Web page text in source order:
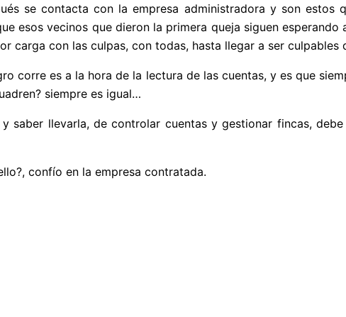
se contacta con la empresa administradora y son
esos vecinos que dieron la primera queja siguen
carga con las culpas, con todas, hasta llegar a ser culpables
corre es a la hora de la lectura de las cuentas, y es que
siempre es igual…
saber llevarla, de controlar cuentas y gestionar fincas,
confío en la empresa contratada.